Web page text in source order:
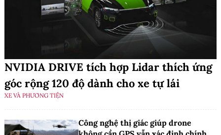
NVIDIA DRIVE tích hợp Lidar thích ứng
góc rộng 120 độ dành cho xe tự lái
XE VÀ PHƯƠNG TIỆN
Công nghệ thị giác giúp drone